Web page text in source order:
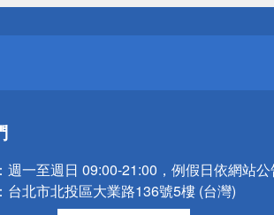
週一至週日 09:00-21:00，例假日依網站
台北市北投區大業路136號5樓 (台灣)